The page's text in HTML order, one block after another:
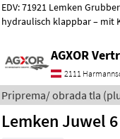
EDV: 71921 Lemken Grubber Smaragd 9 – mit Arbeitsbreite: 4 m – mit
hydraulisch klappbar – mit
AGXOR
2111
Priprema/ obrada tla
Lemken
Lemken Juwel 6